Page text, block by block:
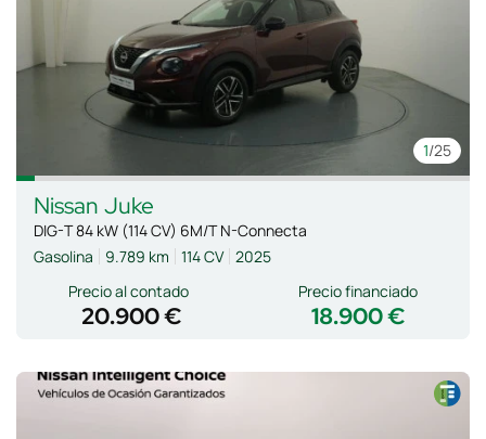
1/25
Nissan Juke
DIG-T 84 kW (114 CV) 6M/T N-Connecta
Gasolina
9.789 km 114 CV 2025
Precio al contado
20.900 € 18.900 €
Precio financiado